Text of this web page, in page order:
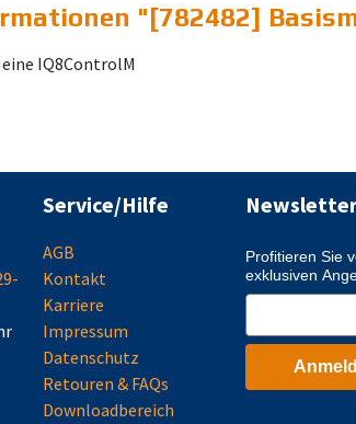
"[782482]
IQ8ControlM
Service/Hilfe
AGB
Kontakt
Karriere
Impressum
Datenschutz
Retouren & FAQs
Downloadbereich
Profitieren Sie
exklusiven